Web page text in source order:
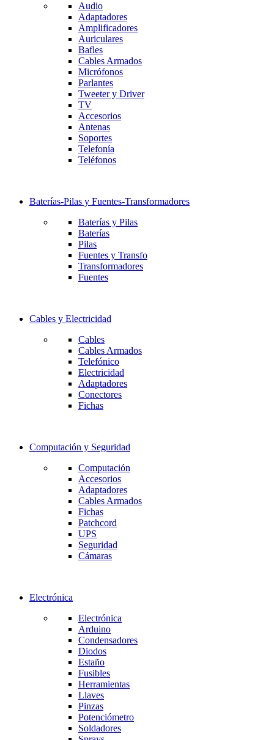
Audio
Adaptadores
Amplificadores
Auriculares
Bafles
Cables Armados
Micrófonos
Parlantes
Tweeter y Driver
TV
Accesorios
Antenas
Soportes
Telefonía
Teléfonos
Baterías-Pilas y Fuentes-Transformadores
Baterías y Pilas
Baterías
Pilas
Fuentes y Transfo
Transformadores
Fuentes
Cables y Electricidad
Cables
Cables Armados
Telefónico
Electricidad
Adaptadores
Conectores
Fichas
Computación y Seguridad
Computación
Accesorios
Adaptadores
Cables Armados
Fichas
Patchcord
UPS
Seguridad
Cámaras
Electrónica
Electrónica
Arduino
Condensadores
Diodos
Estaño
Fusibles
Herramientas
Llaves
Pinzas
Potenciómetro
Soldadores